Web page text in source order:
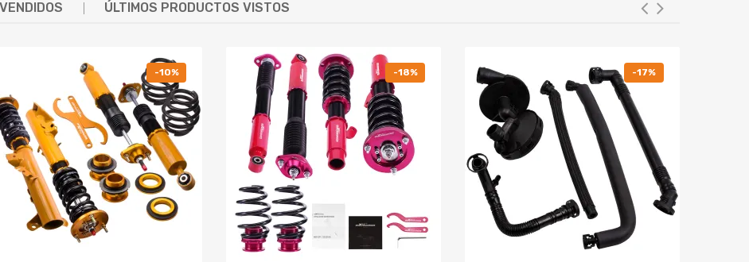
(no se incluyen instrucciones)
por mecánicos cualificados y cumplir con la normativa local aplicable sobre modificaciones de vehículos.
ÚLTIMOS PRODUCTOS VISTOS
-10% -18% -17%